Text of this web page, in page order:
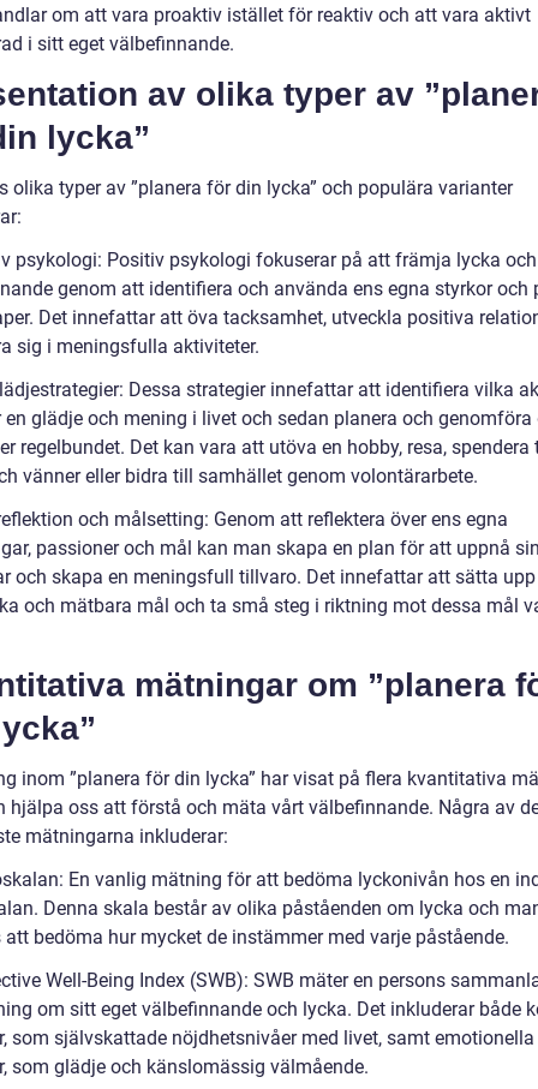
om att vara proaktiv istället för reaktiv och att vara aktivt
i sitt eget välbefinnande.
av olika typer av
lycka”
olika typer av ”planera för din lycka” och populära varianter
psykologi: Positiv psykologi fokuserar på att främja lycka och
genom att identifiera och använda ens egna styrkor och
Det innefattar att öva tacksamhet, utveckla positiva
sig i meningsfulla aktiviteter.
Dessa strategier innefattar att identifiera vilka
en glädje och mening i livet och sedan planera och genomföra
regelbundet. Det kan vara att utöva en hobby, resa, spendera
vänner eller bidra till samhället genom volontärarbete.
och målsetting: Genom att reflektera över ens egna
passioner och mål kan man skapa en plan för att uppnå
och skapa en meningsfull tillvaro. Det innefattar att sätta upp
och mätbara mål och ta små steg i riktning mot dessa mål
mätningar om ”planera
inom ”planera för din lycka” har visat på flera kvantitativa
hjälpa oss att förstå och mäta vårt välbefinnande. Några av
mätningarna inkluderar:
En vanlig mätning för att bedöma lyckonivån hos en
Denna skala består av olika påståenden om lycka och
att bedöma hur mycket de instämmer med varje påstående.
Well-Being Index (SWB): SWB mäter en persons
om sitt eget välbefinnande och lycka. Det inkluderar både
som självskattade nöjdhetsnivåer med livet, samt emotionella
som glädje och känslomässig välmående.